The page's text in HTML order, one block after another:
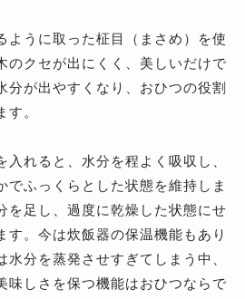
ように取った柾目（まさめ）を使
のクセが出にくく、美しいだけで
分が出やすくなり、おひつの役割
。
れると、水分を程よく吸収し、
でふっくらとした状態を維持しま
を足し、過度に乾燥した状態にせ
す。今は炊飯器の保温機能もあり
水分を蒸発させすぎてしまう中、
味しさを保つ機能はおひつならで